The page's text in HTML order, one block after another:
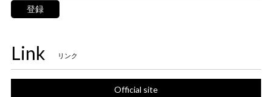
登録
Link リンク
Official site